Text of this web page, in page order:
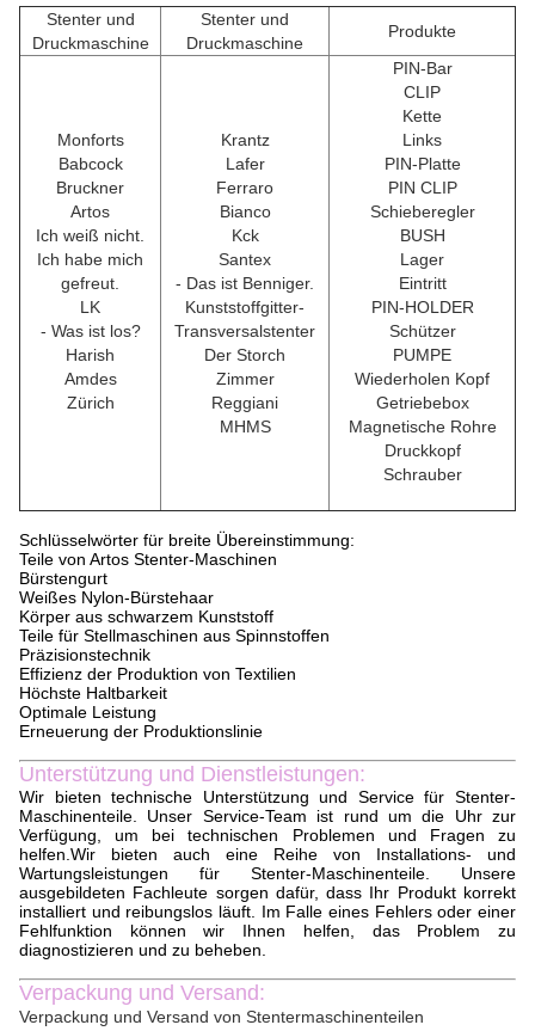
Stenter und
Druckmaschine
Stenter und
Druckmaschine
Produkte
Monforts
Babcock
Bruckner
Artos
Ich weiß nicht.
Ich habe mich
gefreut.
LK
- Was ist los?
Harish
Amdes
Zürich
Krantz
Lafer
Ferraro
Bianco
Kck
Santex
- Das ist Benniger.
Kunststoffgitter-
Transversalstenter
Der Storch
Zimmer
Reggiani
MHMS
PIN-Bar
CLIP
Kette
Links
PIN-Platte
PIN CLIP
Schieberegler
BUSH
Lager
Eintritt
PIN-HOLDER
Schützer
PUMPE
Wiederholen Kopf
Getriebebox
Magnetische Rohre
Druckkopf
Schrauber
Schlüsselwörter für breite Übereinstimmung:
Teile von Artos Stenter-Maschinen
Bürstengurt
Weißes Nylon-Bürstehaar
Körper aus schwarzem Kunststoff
Teile für Stellmaschinen aus Spinnstoffen
Präzisionstechnik
Effizienz der Produktion von Textilien
Höchste Haltbarkeit
Optimale Leistung
Erneuerung der Produktionslinie
Unterstützung und Dienstleistungen:
Wir bieten technische Unterstützung und Service für Stenter-
Maschinenteile. Unser Service-Team ist rund um die Uhr zur
Verfügung, um bei technischen Problemen und Fragen zu
helfen.Wir bieten auch eine Reihe von Installations- und
Wartungsleistungen für Stenter-Maschinenteile. Unsere
ausgebildeten Fachleute sorgen dafür, dass Ihr Produkt korrekt
installiert und reibungslos läuft. Im Falle eines Fehlers oder einer
Fehlfunktion können wir Ihnen helfen, das Problem zu
diagnostizieren und zu beheben.
Verpackung und Versand:
Verpackung und Versand von Stentermaschinenteilen